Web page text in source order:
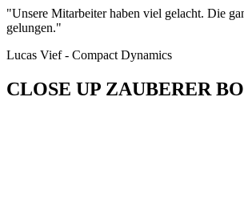
"Unsere Mitarbeiter haben viel gelacht. Die
gelungen."
Lucas Vief - Compact Dynamics
CLOSE UP ZAUBERER